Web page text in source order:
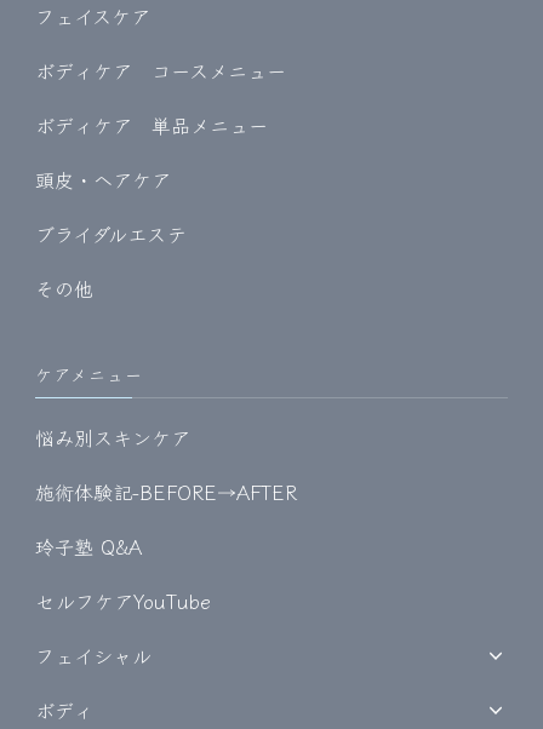
フェイスケア
ボディケア コースメニュー
ボディケア 単品メニュー
頭皮・ヘアケア
ブライダルエステ
その他
ケアメニュー
悩み別スキンケア
施術体験記-BEFORE→AFTER
玲子塾 Q&A
セルフケアYouTube
フェイシャル
ボディ